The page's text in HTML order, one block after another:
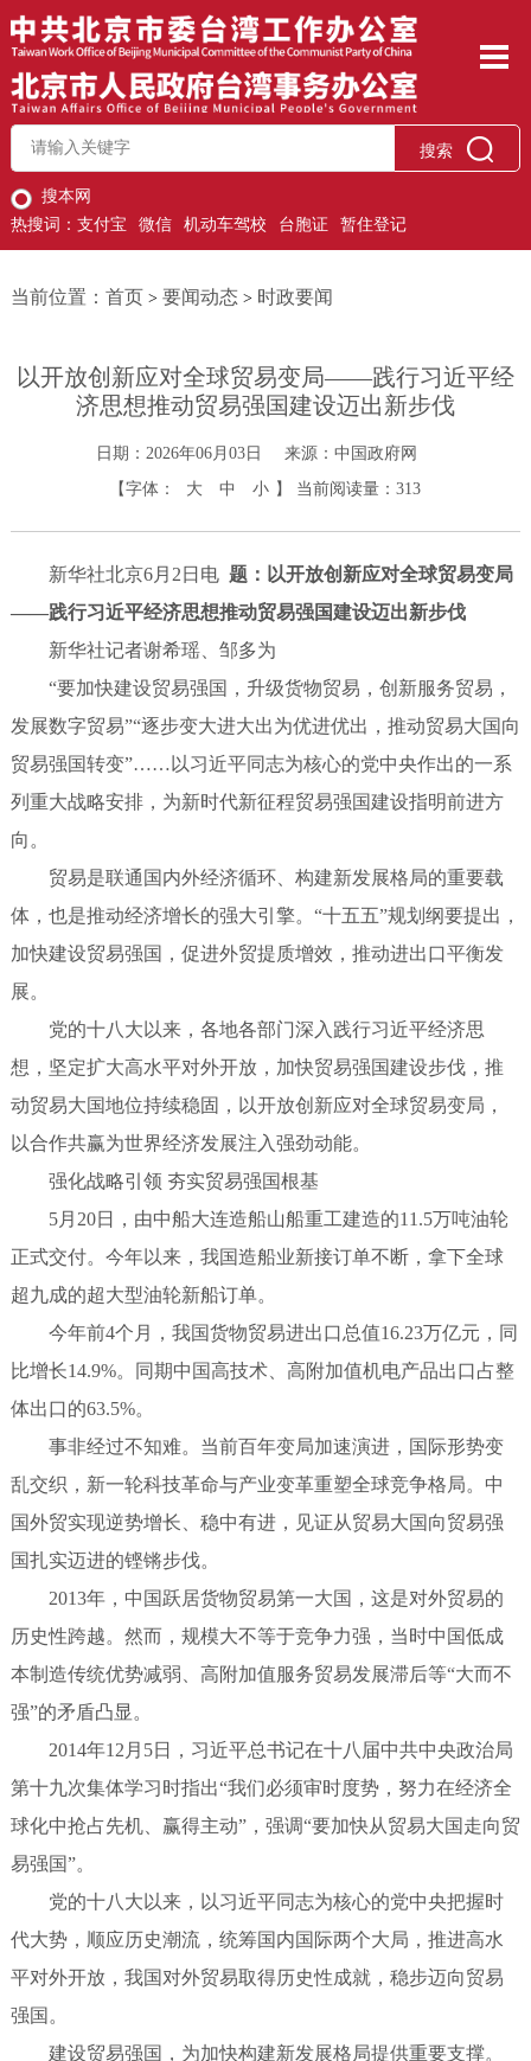
搜索
搜本网
热搜词： 支付宝 微信 机动车驾校 台胞证 暂住登记
当前位置： 首页 > 要闻动态 > 时政要闻
以开放创新应对全球贸易变局——践行习近平经
济思想推动贸易强国建设迈出新步伐
日期：2026年06月03日
来源：中国政府网
【字体：
大 中 小 】 当前阅读量：313
新华社北京6月2日电 题：以开放创新应对全球贸易变局
——践行习近平经济思想推动贸易强国建设迈出新步伐
新华社记者谢希瑶、邹多为
“要加快建设贸易强国，升级货物贸易，创新服务贸易，
发展数字贸易”“逐步变大进大出为优进优出，推动贸易大国向
贸易强国转变”……以习近平同志为核心的党中央作出的一系
列重大战略安排，为新时代新征程贸易强国建设指明前进方
向。
贸易是联通国内外经济循环、构建新发展格局的重要载
体，也是推动经济增长的强大引擎。“十五五”规划纲要提出，
加快建设贸易强国，促进外贸提质增效，推动进出口平衡发
展。
党的十八大以来，各地各部门深入践行习近平经济思
想，坚定扩大高水平对外开放，加快贸易强国建设步伐，推
动贸易大国地位持续稳固，以开放创新应对全球贸易变局，
以合作共赢为世界经济发展注入强劲动能。
强化战略引领 夯实贸易强国根基
5月20日，由中船大连造船山船重工建造的11.5万吨油轮
正式交付。今年以来，我国造船业新接订单不断，拿下全球
超九成的超大型油轮新船订单。
今年前4个月，我国货物贸易进出口总值16.23万亿元，同
比增长14.9%。同期中国高技术、高附加值机电产品出口占整
体出口的63.5%。
事非经过不知难。当前百年变局加速演进，国际形势变
乱交织，新一轮科技革命与产业变革重塑全球竞争格局。中
国外贸实现逆势增长、稳中有进，见证从贸易大国向贸易强
国扎实迈进的铿锵步伐。
2013年，中国跃居货物贸易第一大国，这是对外贸易的
历史性跨越。然而，规模大不等于竞争力强，当时中国低成
本制造传统优势减弱、高附加值服务贸易发展滞后等“大而不
强”的矛盾凸显。
2014年12月5日，习近平总书记在十八届中共中央政治局
第十九次集体学习时指出“我们必须审时度势，努力在经济全
球化中抢占先机、赢得主动”，强调“要加快从贸易大国走向贸
易强国”。
党的十八大以来，以习近平同志为核心的党中央把握时
代大势，顺应历史潮流，统筹国内国际两个大局，推进高水
平对外开放，我国对外贸易取得历史性成就，稳步迈向贸易
强国。
建设贸易强国，为加快构建新发展格局提供重要支撑。